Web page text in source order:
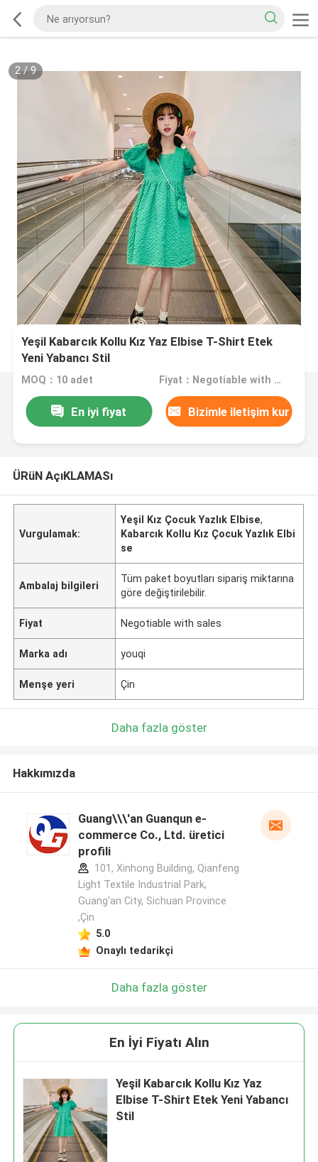
2/9
Yeşil Kabarcık Kollu Kız Yaz Elbise T-Shirt Etek
Yeni Yabancı Stil
MOQ：10 adet Fiyat：Negotiable with sales
En iyi fiyat Bizimle iletişim kur
ÜRüN AçıKLAMASı
Vurgulamak:
Yeşil Kız Çocuk Yazlık Elbise,
Kabarcık Kollu Kız Çocuk Yazlık Elbi
se
Ambalaj bilgileri
Tüm paket boyutları sipariş miktarına
göre değiştirilebilir.
Fiyat Negotiable with sales
Marka adı youqi
Menşe yeri Çin
Daha fazla göster
Hakkımızda
Guang\\\'an Guanqun e-
commerce Co., Ltd. üretici
profili
101, Xinhong Building, Qianfeng
Light Textile Industrial Park,
Guang'an City, Sichuan Province
,Çin
5.0
Onaylı tedarikçi
Daha fazla göster
En İyi Fiyatı Alın
Yeşil Kabarcık Kollu Kız Yaz
Elbise T-Shirt Etek Yeni Yabancı
Stil